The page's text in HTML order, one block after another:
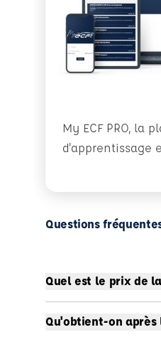
My ECF PRO, la
d'apprentissage
Questions
Quel est le prix de
Qu'obtient-on après